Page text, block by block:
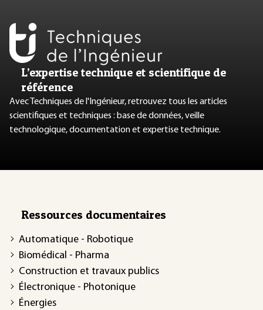
L’expertise technique et scientifique de
référence
Avec Techniques de l'Ingénieur, retrouvez tous les articles
scientifiques et techniques : base de données, veille
technologique, documentation et expertise technique.
Ressources documentaires
Automatique - Robotique
Biomédical - Pharma
Construction et travaux publics
Électronique - Photonique
Énergies